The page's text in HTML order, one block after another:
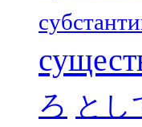
ろ とし